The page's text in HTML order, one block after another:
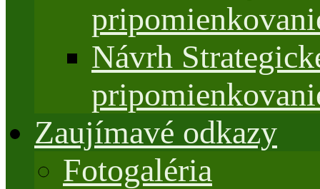
Návrh
Zaujímavé odkazy
Fotogaléria